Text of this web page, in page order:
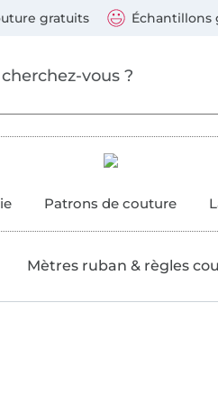
gratuits Échantillons
Patrons de couture
Mètres ruban & règles
suivants : Visa,